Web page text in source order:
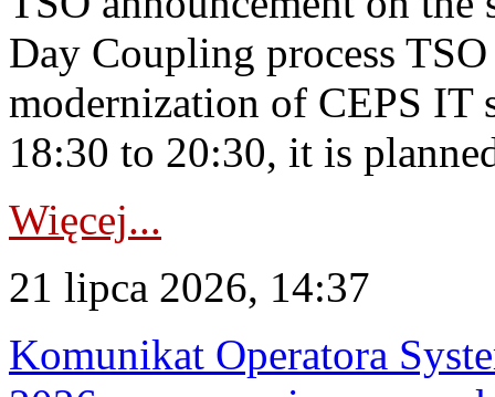
Day Coupling process
modernization of CEPS IT
18:30 to 20:30, it is
Więcej...
21 lipca 2026, 14:37
Komunikat Operatora